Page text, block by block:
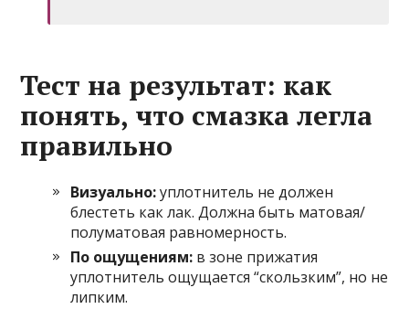
Тест на результат: как
понять, что смазка легла
правильно
Визуально:уплотнитель не должен
блестеть как лак. Должна быть матовая/
полуматовая равномерность.
По ощущениям: в зоне прижатия
уплотнитель ощущается “скользким”, но не
липким.